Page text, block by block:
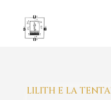
LILITH E LA